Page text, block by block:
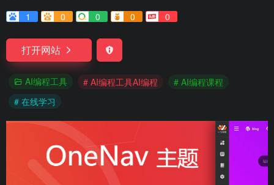
1
0 0 0 0
打开网站
AI编程工具 # AI编程工具AI编程
# AI编程课程
# 在线学习